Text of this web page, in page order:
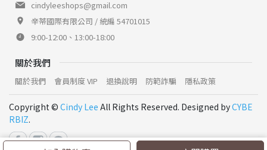
cindyleeshops@gmail.com
辛蒂國際有限公司 / 統編 54701015
9:00-12:00、13:00-18:00
關於我們
關於我們 會員制度 VIP 退換說明 防範詐騙 隱私政策
Copyright © Cindy Lee All Rights Reserved. Designed byCYBE
RBIZ.